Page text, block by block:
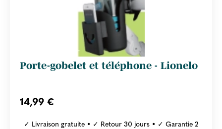
Porte-gobelet et téléphone - Lionelo
14,99 €
✓ Livraison gratuite • ✓ Retour 30 jours • ✓ Garantie 2